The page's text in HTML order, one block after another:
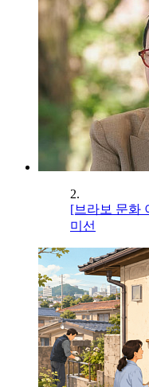
2.
[브라보 문화
미선